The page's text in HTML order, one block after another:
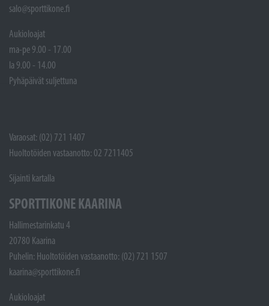
salo@sporttikone.fi
Aukioloajat
ma-pe 9.00 - 17.00
la 9.00 - 14.00
Pyhäpäivät suljettuna
Varaosat: (02) 721 1407
Huoltotöiden vastaanotto: 02 7211405
Sijainti kartalla
SPORTTIKONE KAARINA
Hallimestarinkatu 4
20780 Kaarina
Puhelin: Huoltotöiden vastaanotto: (02) 721 1507
kaarina@sporttikone.fi
Aukioloajat